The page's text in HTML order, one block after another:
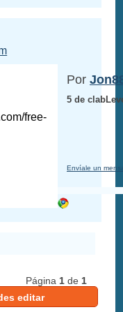
free-
Por
5 de
Envíale un
Página 1de 1
editar